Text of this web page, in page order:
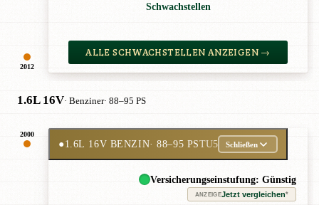
2012
Schwachstellen
ALLE SCHWACHSTELLEN ANZEIGEN →
1.6L 16V· Benziner· 88–95 PS
2000
●1.6L 16V BENZIN· 88–95 PSTU5 Schließen
Versicherungseinstufung: Günstig
ANZEIGEJetzt vergleichen*